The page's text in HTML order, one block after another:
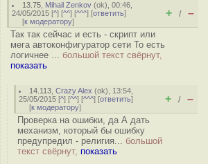
13.75 Mihail Zenkov (ok), 00:46,
24/05/2015 [^] [^^] [^^^] [ответить]
[к модератору]
+ / –
Так так сейчас и есть - скрипт или
мега автоконфигуратор сети То есть
логичнее ... большой текст свёрнут,
показать
14.113 ,Crazy Alex (ok), 13:54,
25/05/2015 [^] [^^] [^^^] [ответить]
[к модератору]
+ / –
Проверка на ошибки, да А дать
механизм, который бы ошибку
предупредил - религия... большой
текст свёрнут, показать